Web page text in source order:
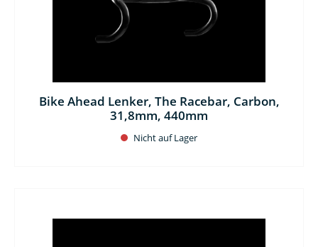
Bike Ahead Lenker, The Racebar, Carbon,
31,8mm, 440mm
Nicht auf Lager